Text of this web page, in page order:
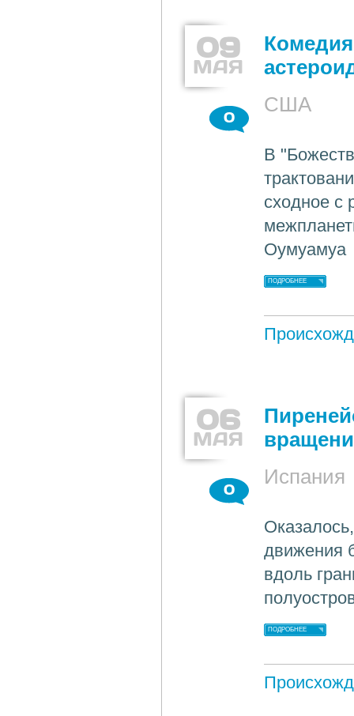
09
МАЯ
США
0
В
сходное с
Оумуамуа
ПОДРОБНЕЕ
06
МАЯ
Испания
0
движения
вдоль
ПОДРОБНЕЕ